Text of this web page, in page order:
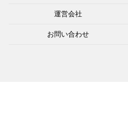
運営会社
お問い合わせ